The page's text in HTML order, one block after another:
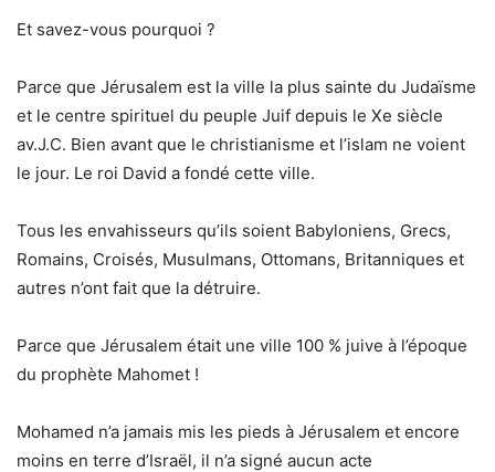
Et savez-vous pourquoi ?
Parce que Jérusalem est la ville la plus sainte du Judaïsme
et le centre spirituel du peuple Juif depuis le Xe siècle
av.J.C. Bien avant que le christianisme et l’islam ne voient
le jour. Le roi David a fondé cette ville.
Tous les envahisseurs qu’ils soient Babyloniens, Grecs,
Romains, Croisés, Musulmans, Ottomans, Britanniques et
autres n’ont fait que la détruire.
Parce que Jérusalem était une ville 100 % juive à l’époque
du prophète Mahomet !
Mohamed n’a jamais mis les pieds à Jérusalem et encore
moins en terre d’Israël, il n’a signé aucun acte